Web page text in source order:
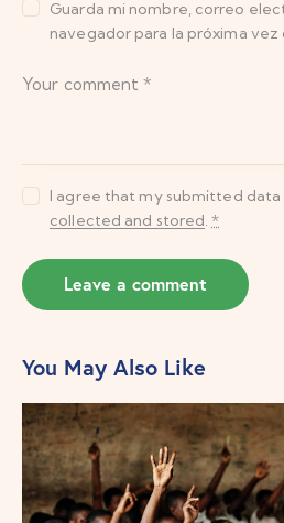
Guarda mi nombre, correo
navegador para la próxima
I agree that my submitted data
collected and stored.*
You May Also Like